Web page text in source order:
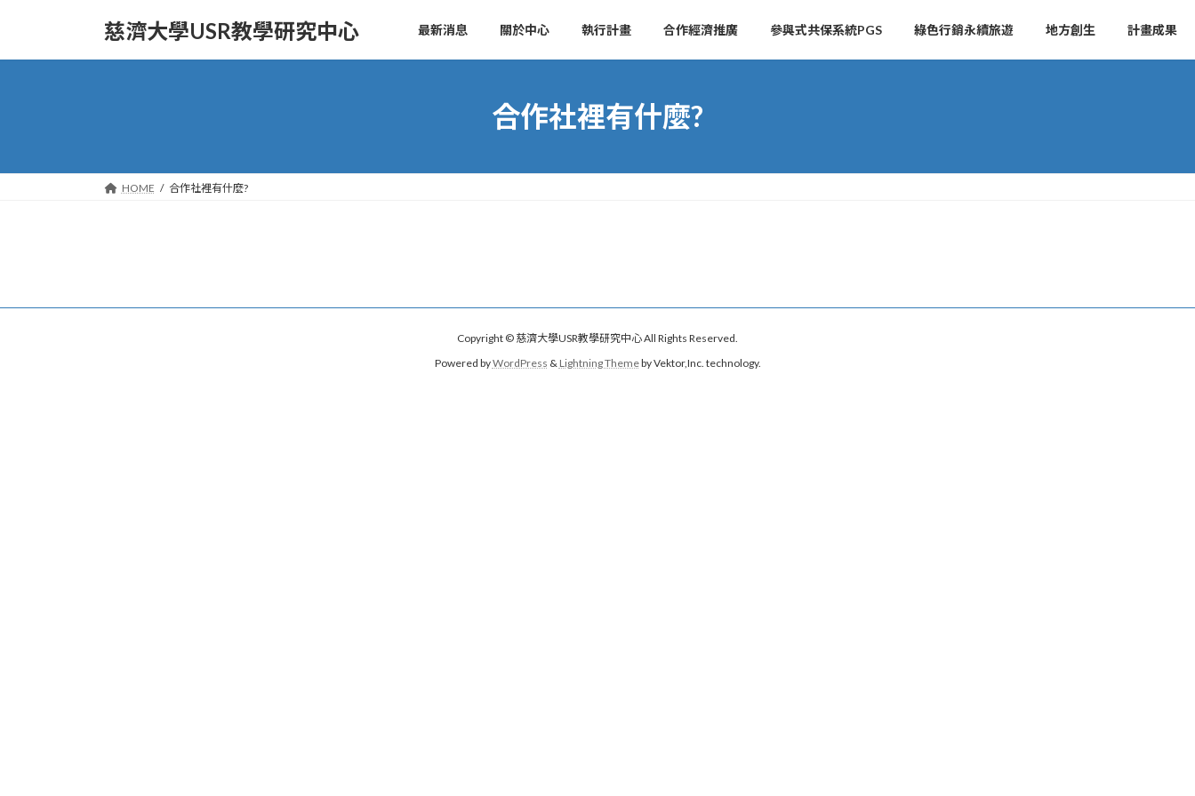
content
Navigation
慈濟大學USR教學研究中心 最新消息 關於中心 執行計畫 合作經濟推廣 參與式共保系統PGS 綠色行銷永續旅遊 地方創生 計畫成果
合作社裡有什麼?
HOME 合作社裡有什麼?
Copyright © 慈濟大學USR教學研究中心 All Rights Reserved.
Powered byWordPress & Lightning Themeby Vektor,Inc. technology.